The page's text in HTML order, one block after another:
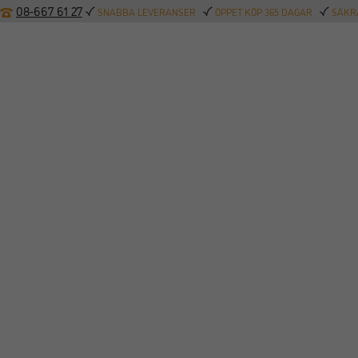
08-667 61 27 SNABBA LEVERANSER ÖPPET KÖP 365 DAGAR